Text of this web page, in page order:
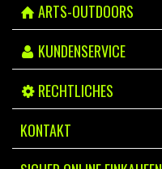
ARTS-OUTDOORS
KUNDENSERVICE
RECHTLICHES
KONTAKT